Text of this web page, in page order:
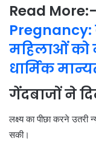
Read More:-
Pregnancy:
महिलाओं को
धार्मिक
गेंदबाजों ने
लक्ष्य का पीछा करने उतरी
सकी।